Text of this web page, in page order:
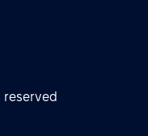
reserved